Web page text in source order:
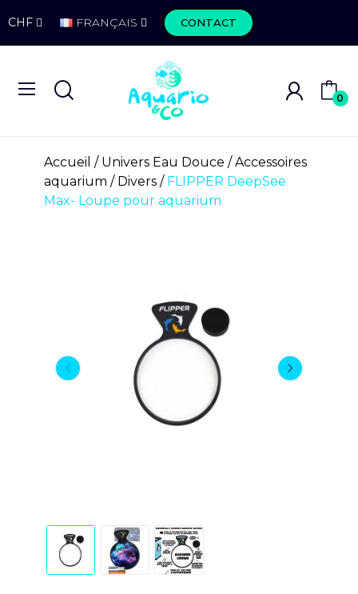
CHF FRANÇAIS CONTACT
0
Accueil Univers Eau Douce
Accessoires
aquarium
Divers
FLIPPER DeepSee
Max- Loupe pour aquarium